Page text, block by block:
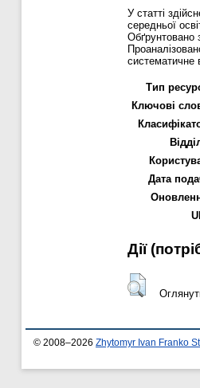
У статті
середньої
Обґрунтовано
систематичне
Тип
Ключові
Дата
Дії
© 2008–2026 Zhytomyr Ivan Franko